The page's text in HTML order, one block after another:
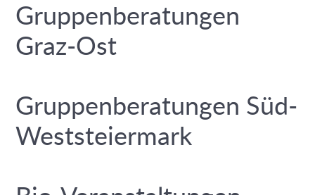
Gruppenberatungen
Graz-Ost
Gruppenberatungen Süd-
Weststeiermark